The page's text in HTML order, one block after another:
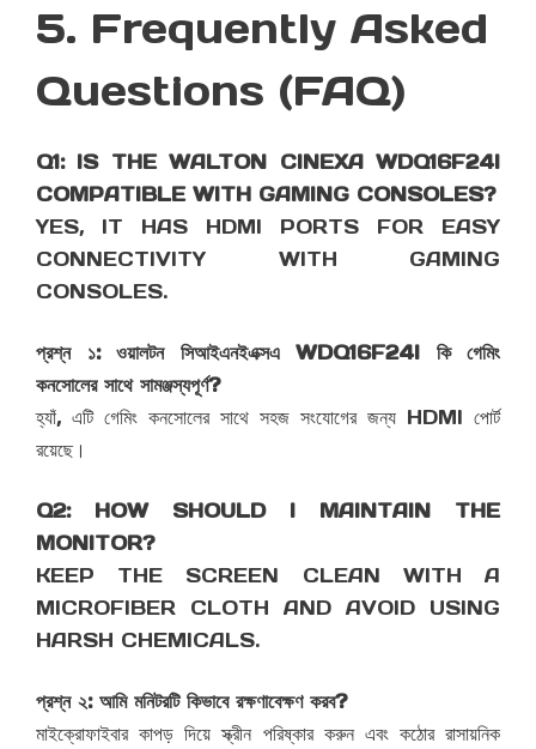
5. Frequently Asked
Questions (FAQ)
Q1: IS THE WALTON CINEXA WDQ16F24I
COMPATIBLE WITH GAMING CONSOLES?
YES, IT HAS HDMI PORTS FOR EASY
CONNECTIVITY WITH GAMING
CONSOLES.
প্রশ্ন ১: ওয়ালটন সিআইএনইএক্সএ WDQ16F24I কি গেমিং
কনসোলের সাথে সামঞ্জস্যপূর্ণ?
হ্যাঁ, এটি গেমিং কনসোলের সাথে সহজ সংযোগের জন্য HDMI পোর্ট
রয়েছে।
Q2: HOW SHOULD I MAINTAIN THE
MONITOR?
KEEP THE SCREEN CLEAN WITH A
MICROFIBER CLOTH AND AVOID USING
HARSH CHEMICALS.
প্রশ্ন ২: আমি মনিটরটি কিভাবে রক্ষণাবেক্ষণ করব?
মাইক্রোফাইবার কাপড় দিয়ে স্ক্রীন পরিষ্কার করুন এবং কঠোর রাসায়নিক